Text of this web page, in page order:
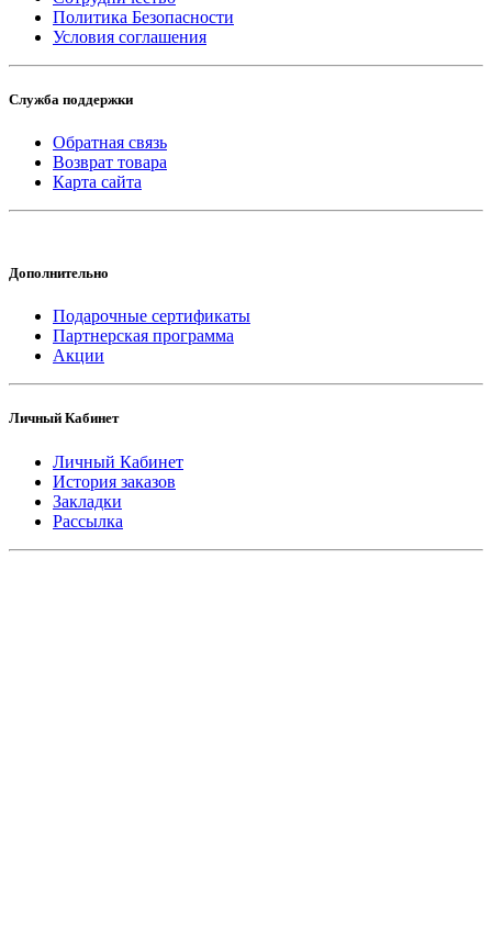
Политика Безопасности
Условия соглашения
Служба поддержки
Обратная связь
Возврат товара
Карта сайта
Дополнительно
Подарочные сертификаты
Партнерская программа
Акции
Личный Кабинет
Личный Кабинет
История заказов
Закладки
Рассылка